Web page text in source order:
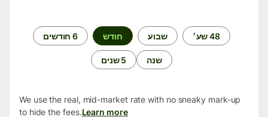
48 שע׳ שבוע חודש 6 חודשים
שנה 5 שנים
We use the real, mid-market rate with no sneaky mark-up
to hide the fees.Learn more